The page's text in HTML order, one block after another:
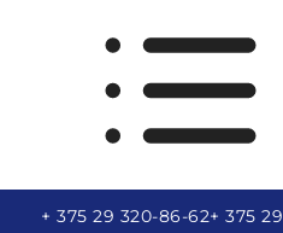
+ 375 29 320-86-62+ 375 29